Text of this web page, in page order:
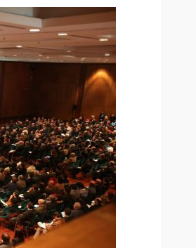
González foi o
da Feirense-
na primeira etapa
a Portugal
13 horas atrás